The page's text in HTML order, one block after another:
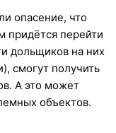
опасение, что
придётся перейти
дольщиков на них
смогут получить
А это может
объектов.